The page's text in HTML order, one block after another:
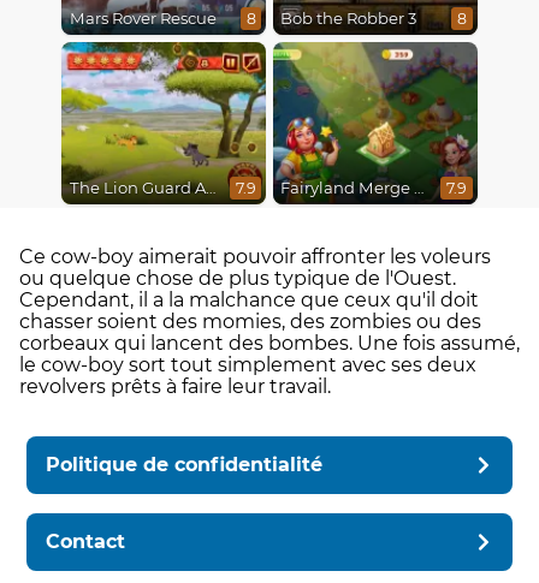
Mars Rover Rescue 8 Bob the Robber 3 8
The Lion Guard Assemble 7.9 Fairyland Merge and Magic 7.9
Ce cow-boy aimerait pouvoir affronter les voleurs
ou quelque chose de plus typique de l'Ouest.
Cependant, il a la malchance que ceux qu'il doit
chasser soient des momies, des zombies ou des
corbeaux qui lancent des bombes. Une fois assumé,
le cow-boy sort tout simplement avec ses deux
revolvers prêts à faire leur travail.
Politique de confidentialité
Contact